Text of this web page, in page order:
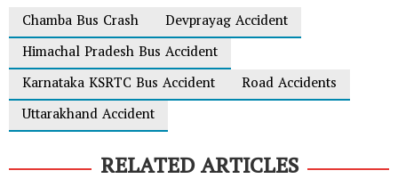
Chamba Bus Crash
Devprayag Accident
Himachal Pradesh Bus Accident
Karnataka KSRTC Bus Accident
Road Accidents
Uttarakhand Accident
RELATED ARTICLES